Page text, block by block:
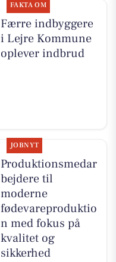
FAKTA OM
Færre indbyggere
i Lejre Kommune
oplever indbrud
JOBNYT
Produktionsmedar
bejdere til
moderne
fødevareproduktio
n med fokus på
kvalitet og
sikkerhed